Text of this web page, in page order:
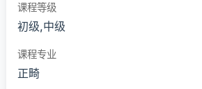
课程等级
初级,中级
课程专业
正畸